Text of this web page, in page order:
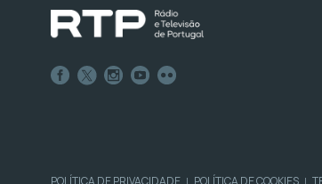
POLÍTICA DE PRIVACIDADE | POLÍTICA DE COOKIES |